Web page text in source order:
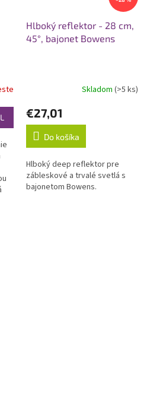
Hlboký reflektor - 28 cm,
45°, bajonet Bowens
Skladom(>5 ks)
€27,01
Do košíka
Hlboký deep reflektor pre
zábleskové a trvalé svetlá s
bajonetom Bowens.